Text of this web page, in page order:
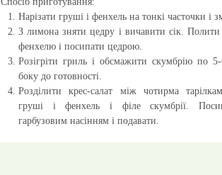
Нарізати груші і фенхель на тонкі часточки і
З лимона зняти цедру і вичавити сік.
фенхелю і посипати цедрою.
Розігріти гриль і обсмажити скумбрію по
боку до готовності.
Розділити крес-салат між чотирма
груші і фенхель і філе скумбрії.
гарбузовим насінням і подавати.